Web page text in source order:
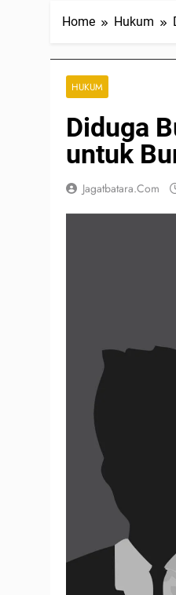
Home Hukum
HUKUM
Diduga
untuk
Jagatbatara.com